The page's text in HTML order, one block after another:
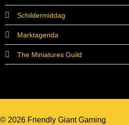
Schildermiddag
Marktagenda
The Miniatures Guild
© 2026 Friendly Giant Gaming